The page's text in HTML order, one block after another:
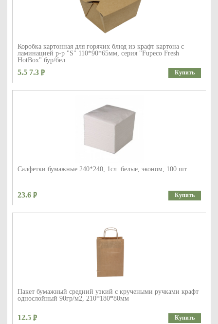
Коробка картонная для горячих блюд из крафт картона с
ламинацией р-р "S" 110*90*65мм, серия "Fupeco Fresh
HotBox" бур/бел
5.5 7.3 Купить
Салфетки бумажные 240*240, 1сл. белые, эконом, 100 шт
23.6 Купить
Пакет бумажный средний узкий с кручеными ручками крафт
однослойный 90гр/м2, 210*180*80мм
12.5 Купить